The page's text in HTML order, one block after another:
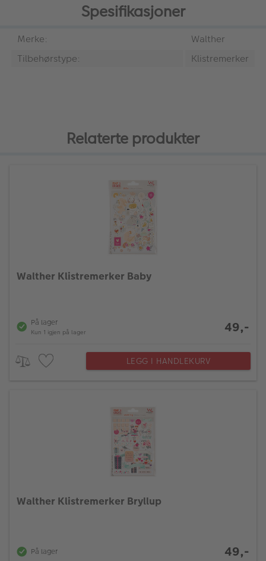
Spesifikasjoner
Merke:
Walther
Tilbehørstype:
Klistremerker
Relaterte produkter
Walther Klistremerker Baby
På lager
Kun 1 igjen på lager 49,-
LEGG I HANDLEKURV
Walther Klistremerker Bryllup
På lager 49,-